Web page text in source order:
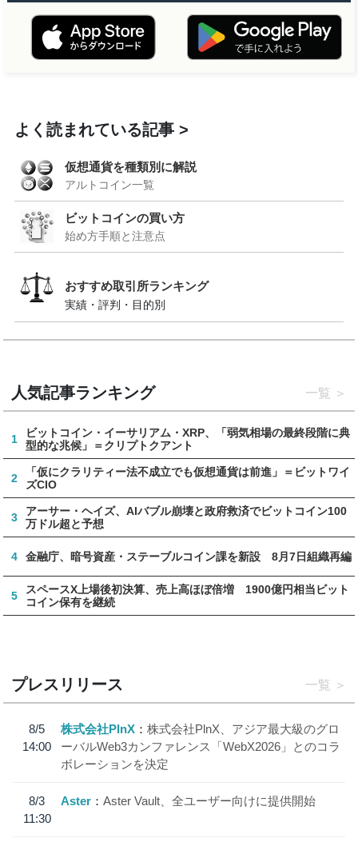
よく読まれている記事
仮想通貨を種類別に解説
アルトコイン一覧
ビットコインの買い方
始め方手順と注意点
おすすめ取引所ランキング
実績・評判・目的別
人気記事ランキング 一覧
1
ビットコイン・イーサリアム・XRP、「弱気相場の最終段階に典
型的な兆候」＝クリプトクアント
2
「仮にクラリティー法不成立でも仮想通貨は前進」＝ビットワイ
ズCIO
3
アーサー・ヘイズ、AIバブル崩壊と政府救済でビットコイン100
万ドル超と予想
4 金融庁、暗号資産・ステーブルコイン課を新設 8月7日組織再編
5
スペースX上場後初決算、売上高ほぼ倍増 1900億円相当ビット
コイン保有を継続
プレスリリース 一覧
8/5
14:00
株式会社PlnX
株式会社PlnX、アジア最大級のグロ
ーバルWeb3カンファレンス「WebX2026」とのコラ
ボレーションを決定
8/3
11:30
Aster Aster Vault、全ユーザー向けに提供開始